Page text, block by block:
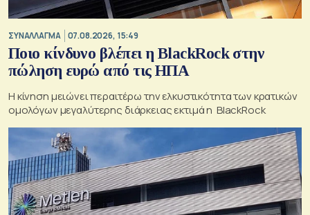
ΣΥΝΑΛΛΑΓΜΑ 07.08.2026, 15:49
Ποιο κίνδυνο βλέπει η BlackRock στην
πώληση ευρώ από τις ΗΠΑ
Η κίνηση μειώνει περαιτέρω την ελκυστικότητα των κρατικών
ομολόγων μεγαλύτερης διάρκειας εκτιμά η BlackRock